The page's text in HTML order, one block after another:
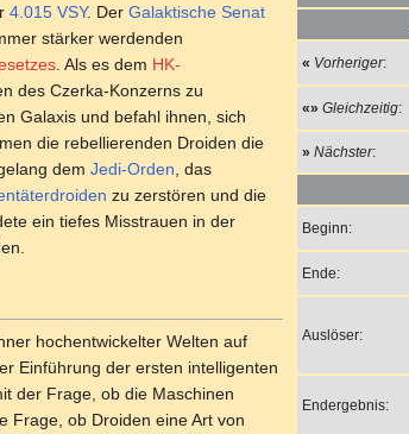
« Vorheriger:
«» Gleichzeitig:
» Nächster:
Beginn:
Ende:
Auslöser:
Endergebnis:
4.015 VSY. Der Galaktische Senat
stärker werdenden
. Als es dem HK-
des Czerka-Konzerns zu
Galaxis und befahl ihnen, sich
die rebellierenden Droiden die
gelang dem Jedi-Orden , das
zu zerstören und die
ein tiefes Misstrauen in der
hochentwickelter Welten auf
Einführung der ersten intelligenten
der Frage, ob die Maschinen
Frage, ob Droiden eine Art von